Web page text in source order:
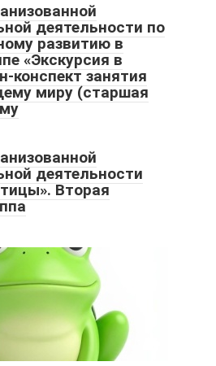
деятельности по
развитию в
«Экскурсия в
конспект занятия
миру (старшая
деятельности
Вторая